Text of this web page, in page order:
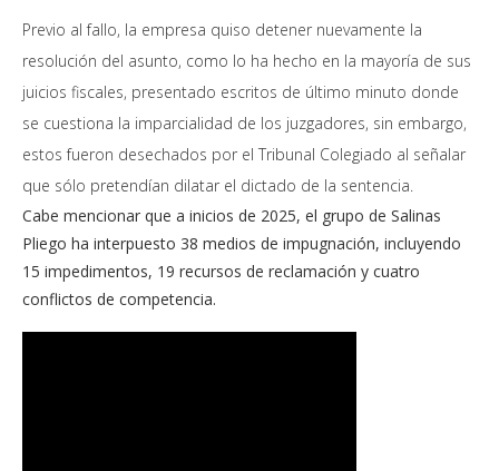
Previo al fallo, la empresa quiso detener nuevamente la
resolución del asunto, como lo ha hecho en la mayoría de sus
juicios fiscales, presentado escritos de último minuto donde
se cuestiona la imparcialidad de los juzgadores, sin embargo,
estos fueron desechados por el Tribunal Colegiado al señalar
que sólo pretendían dilatar el dictado de la sentencia.
Cabe mencionar que a inicios de 2025, el grupo de Salinas
Pliego ha interpuesto 38 medios de impugnación, incluyendo
15 impedimentos, 19 recursos de reclamación y cuatro
conflictos de competencia.